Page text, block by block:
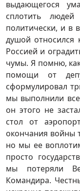
выдающегося
сплотить
политически, и в
душой относился
Россией и
чумы. Я помню,
помощи от
сформулировал
мы выполнили
он этого не
стол от
окончания войны
но мы ее
просто
мы потеряли
Командира.